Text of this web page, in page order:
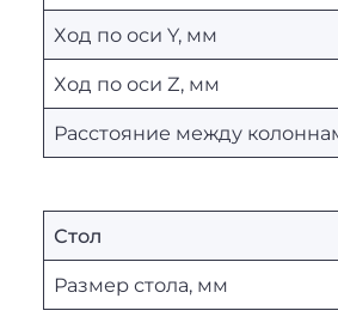
Ход по оси Y, мм
Ход по оси Z, мм
Расстояние между
Стол
Размер стола, мм